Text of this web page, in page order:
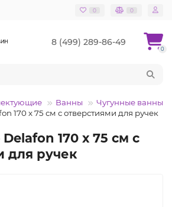
0 0
8 (499) 289-86-49
0
Ванны
Чугунные ванны
170 х 75 см с отверстиями для ручек
170 х 75 см с
для ручек